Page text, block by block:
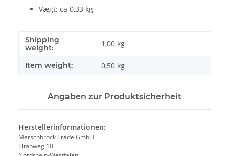
Vægt: ca 0,33 kg
#productDetails.itemInformation#
#productDetails.itemValue#
Shipping
weight:
1,00 kg
Item weight: 0,50 kg
Angaben zur Produktsicherheit
Herstellerinformationen:
Merschbrock Trade GmbH
Titanweg 10